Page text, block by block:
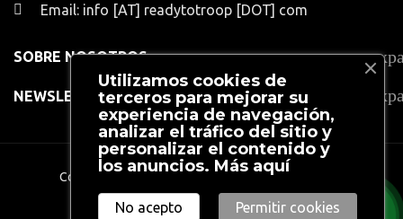
Email: info [AT] readytotroop [DOT] com
SOBRE NOSOTROS
NEWSLETTER
Copyright 2024 All rights reserved
Utilizamos cookies de
terceros para mejorar su
experiencia de navegación,
analizar el tráfico del sitio y
personalizar el contenido y
los anuncios. Más aquí
Permitir cookies
No acepto